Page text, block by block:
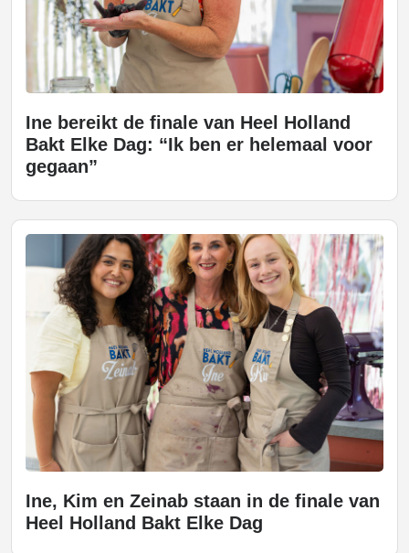
Ine bereikt de finale van Heel Holland
Bakt Elke Dag: “Ik ben er helemaal voor
gegaan”
Ine, Kim en Zeinab staan in de finale van
Heel Holland Bakt Elke Dag